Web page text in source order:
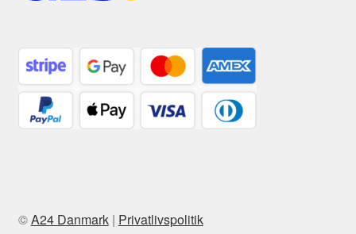
©A24 Danmark| Privatlivspolitik